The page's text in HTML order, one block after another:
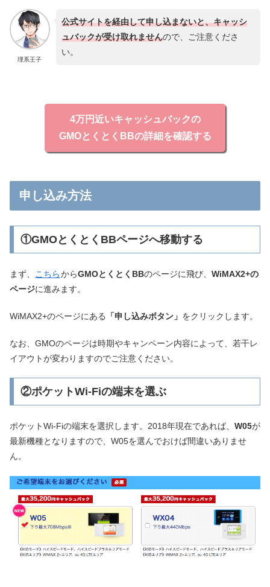
理系王子
公式サイトを経由して申し込まないと、キャッシ
ュバックが受け取れませんので、ご注意くださ
い。
4万円近いキャッシュバックの
GMOとくとくBBの詳細を確認する
申し込み方法
①GMOとくとくBBページへ移動する
まず、 こちらからGMOとくとくBBのページに飛び、 WiMAX2+の
ページに進みます。
WiMAX2+のページにある 「申し込みボタン」 をクリックします。
なお、GMOのページは時期やキャンペーン内容によって、若干レ
イアウトが変わりますのでご注意ください。
②ポケットWi-Fiの端末を選ぶ
ポケットWi-Fiの端末を選択します。2018年現在であれば、 W05が
最新機種となりますので、W05を選んでおけば間違いありませ
ん。